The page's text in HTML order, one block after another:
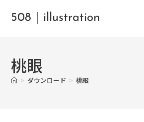
508｜illustration
桃眼
> ダウンロード > 桃眼